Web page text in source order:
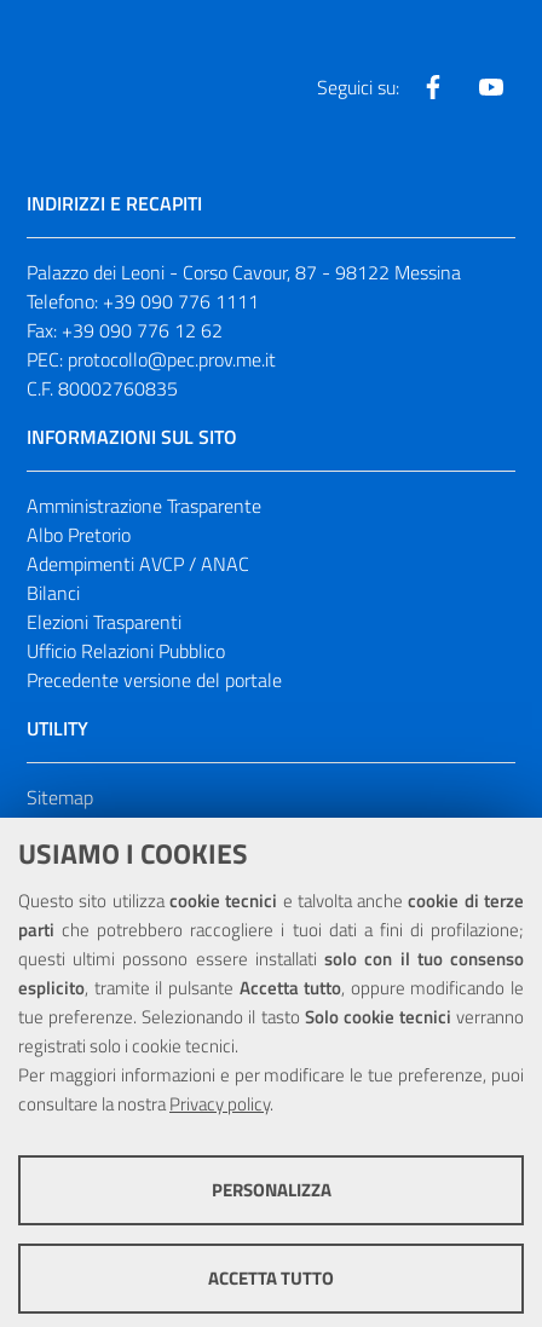
USIAMO I COOKIES
Questo sito utilizzacookie tecnici e talvolta anchecookie di terze
parti che potrebbero raccogliere i tuoi dati a fini di profilazione;
questi ultimi possono essere installatisolo con il tuo consenso
esplicito, tramite il pulsante Accetta tutto, oppure modificando le
tue preferenze. Selezionando il tasto Solo cookie tecnici verranno
registrati solo i cookie tecnici.
Per maggiori informazioni e per modificare le tue preferenze, puoi
consultare la nostraPrivacy policy.
ottimale per ogni utente. Essi non raccolgono i tuoi dati e le tue
informazioni di navigazione per scopi di marketing e profilazione, e
PERSONALIZZA
ACCETTA TUTTO
Seguici su: Facebook
INDIRIZZI E RECAPITI
Palazzo dei Leoni - Corso Cavour, 87 - 98122 Messina
Telefono: +39 090 776 1111
Fax: +39 090 776 12 62
PEC: protocollo@pec.prov.me.it
C.F. 80002760835
INFORMAZIONI SUL SITO
Amministrazione Trasparente
Albo Pretorio
Adempimenti AVCP / ANAC
Bilanci
Elezioni Trasparenti
Ufficio Relazioni Pubblico
Precedente versione del portale
UTILITY
Sitemap
Dichiarazione di accessibilità
NOTE LEGALI
Privacy
Portale realizzato con la partecipazione finanziaria dell'Unione
Europea tramite i fondi del POR Sicilia 2000/2006 Misura 6.05 -